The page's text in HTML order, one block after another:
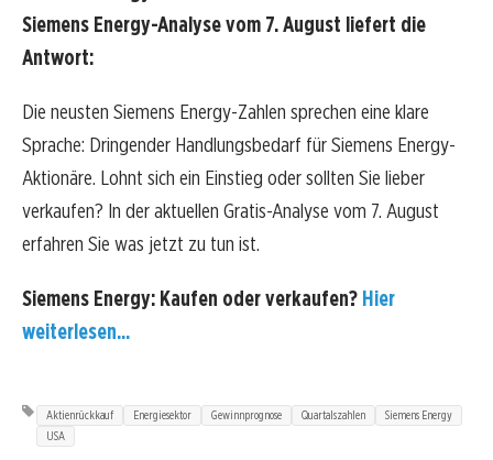
Siemens Energy-Analyse vom 7. August liefert die
Antwort:
Die neusten Siemens Energy-Zahlen sprechen eine klare
Sprache: Dringender Handlungsbedarf für Siemens Energy-
Aktionäre. Lohnt sich ein Einstieg oder sollten Sie lieber
verkaufen? In der aktuellen Gratis-Analyse vom 7. August
erfahren Sie was jetzt zu tun ist.
Siemens Energy: Kaufen oder verkaufen? Hier
weiterlesen...
Aktienrückkauf Energiesektor Gewinnprognose Quartalszahlen
Siemens Energy
USA